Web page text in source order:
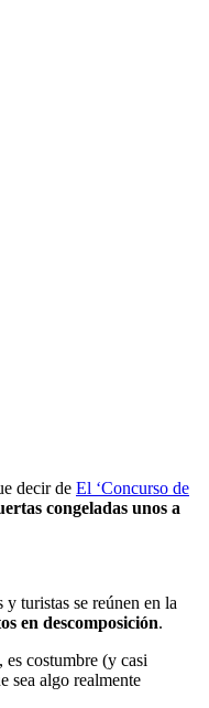
decir de El ‘Concurso de
congeladas unos a
y turistas se reúnen en la
en descomposición.
costumbre (y casi
sea algo realmente